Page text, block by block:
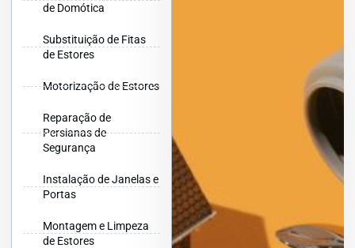
de Domótica
Substituição de Fitas
de Estores
Motorização de Estores
Reparação de
Persianas de
Segurança
Instalação de Janelas e
Portas
Montagem e Limpeza
de Estores